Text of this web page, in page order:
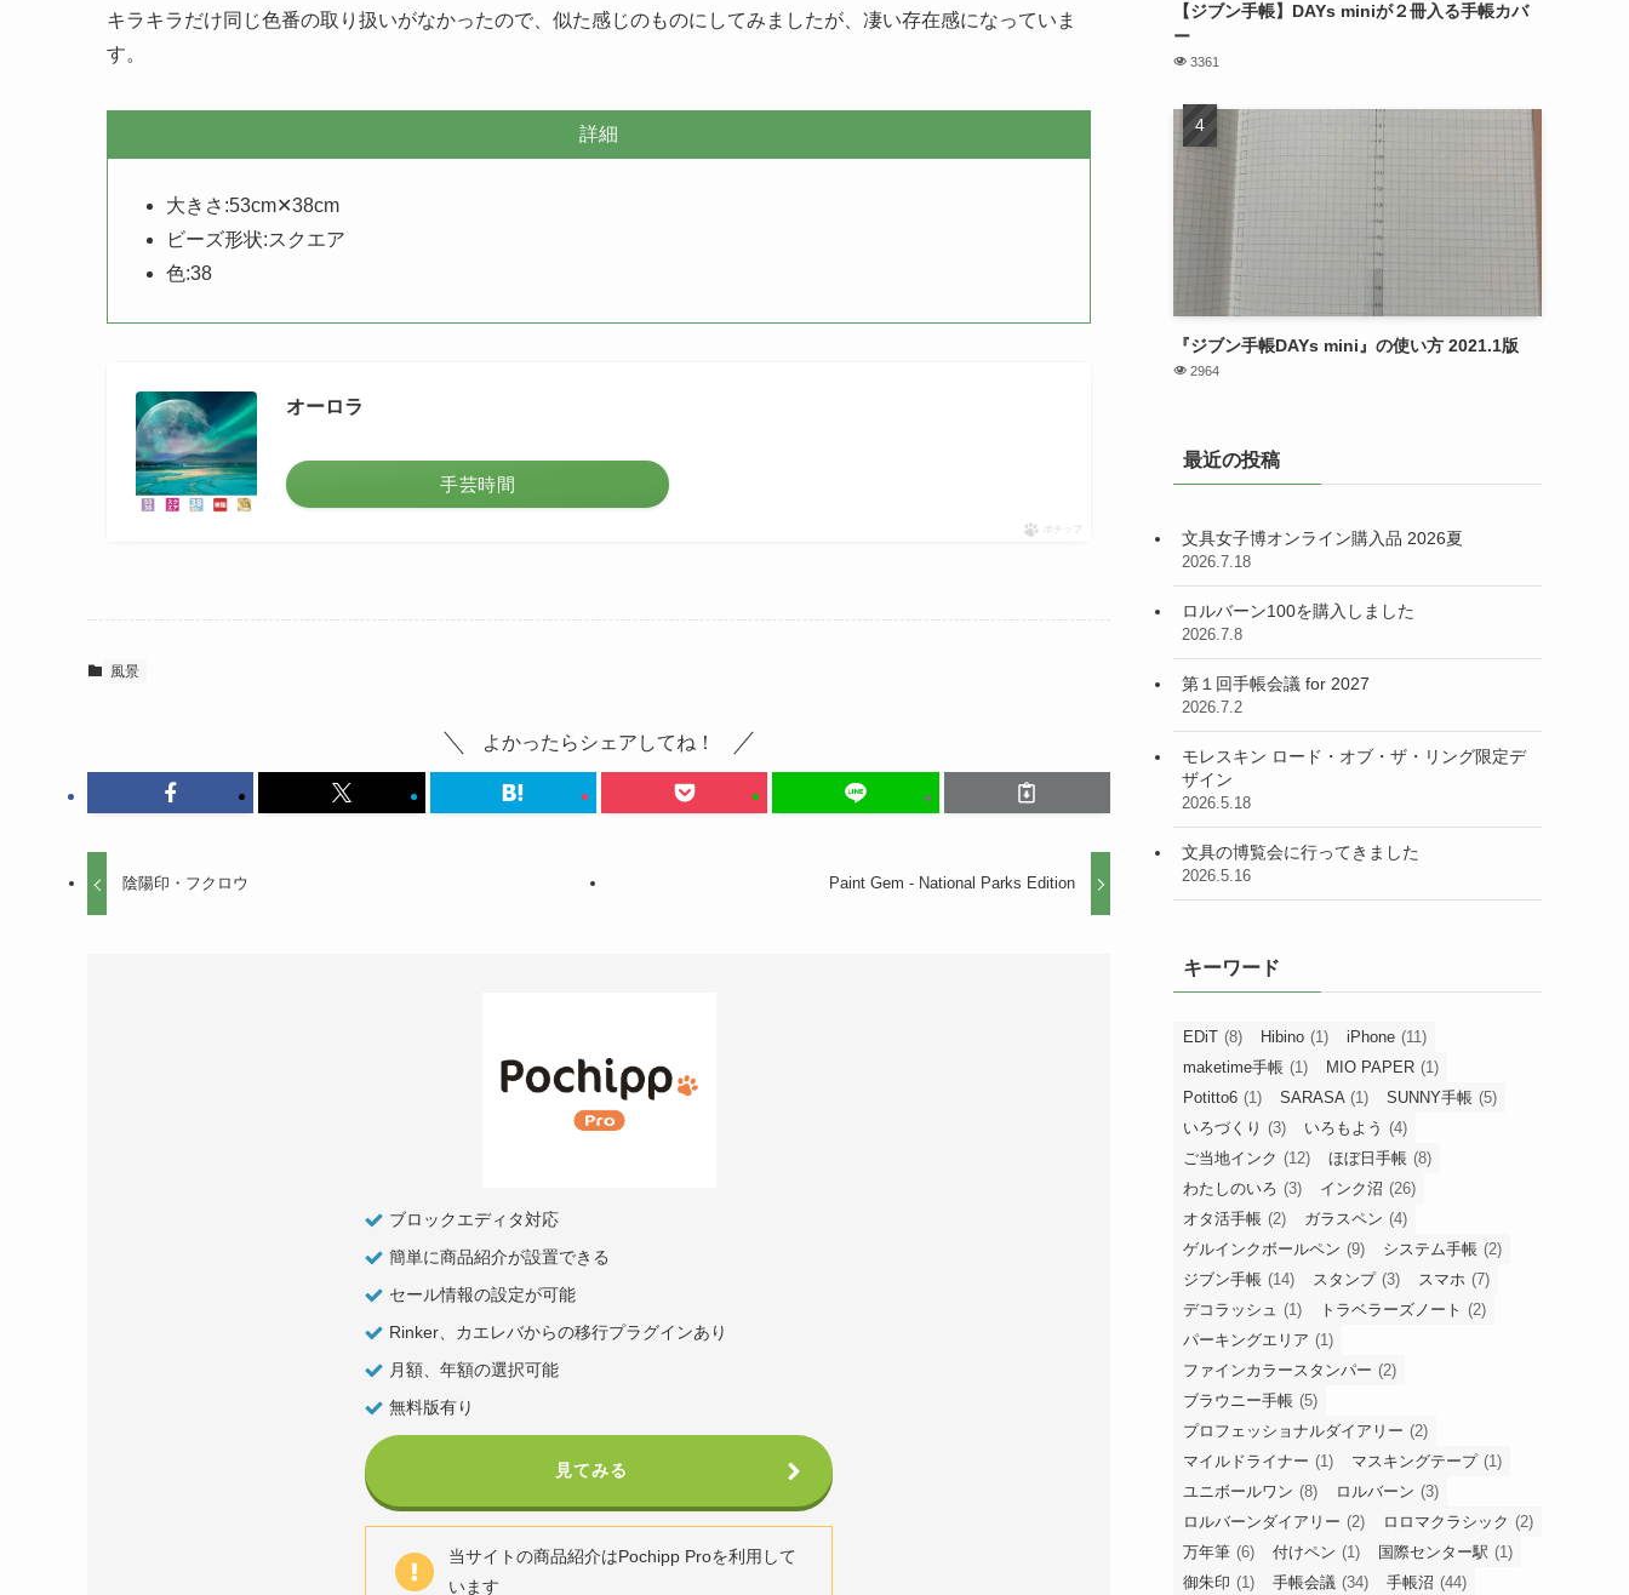
キラキラだけ同じ色番の取り扱いがなかったので、似た感じのものにしてみましたが、凄い存在感になっていま
す。
詳細
大きさ:53cm✕38cm
ビーズ形状:スクエア
色:38
オーロラ
手芸時間
ポチップ
風景
よかったらシェアしてね！
陰陽印・フクロウ Paint Gem - National Parks Edition
ブロックエディタ対応
簡単に商品紹介が設置できる
セール情報の設定が可能
Rinker、カエレバからの移行プラグインあり
月額、年額の選択可能
無料版有り
見てみる
当サイトの商品紹介はPochipp Proを利用して
います
【ジブン手帳】DAYs miniが２冊入る手帳カバ
ー
3361
『ジブン手帳DAYs mini』の使い方 2021.1版
2964
最近の投稿
文具女子博オンライン購入品 2026夏
2026.7.18
ロルバーン100を購入しました
2026.7.8
第１回手帳会議 for 2027
2026.7.2
モレスキン ロード・オブ・ザ・リング限定デ
ザイン
2026.5.18
文具の博覧会に行ってきました
2026.5.16
キーワード
EDiT (8) Hibino (1) iPhone (11)
maketime手帳 (1) MIO PAPER (1)
Potitto6 (1) SARASA (1) SUNNY手帳 (5)
いろづくり (3) いろもよう (4)
ご当地インク (12) ほぼ日手帳 (8)
わたしのいろ (3) インク沼 (26)
オタ活手帳 (2) ガラスペン (4)
ゲルインクボールペン (9) システム手帳 (2)
ジブン手帳 (14) スタンプ (3) スマホ (7)
デコラッシュ (1) トラベラーズノート (2)
パーキングエリア (1)
ファインカラースタンパー (2)
ブラウニー手帳 (5)
プロフェッショナルダイアリー (2)
マイルドライナー (1) マスキングテープ (1)
ユニボールワン (8) ロルバーン (3)
ロルバーンダイアリー (2) ロロマクラシック (2)
万年筆 (6) 付けペン (1) 国際センター駅 (1)
御朱印 (1) 手帳会議 (34) 手帳沼 (44)